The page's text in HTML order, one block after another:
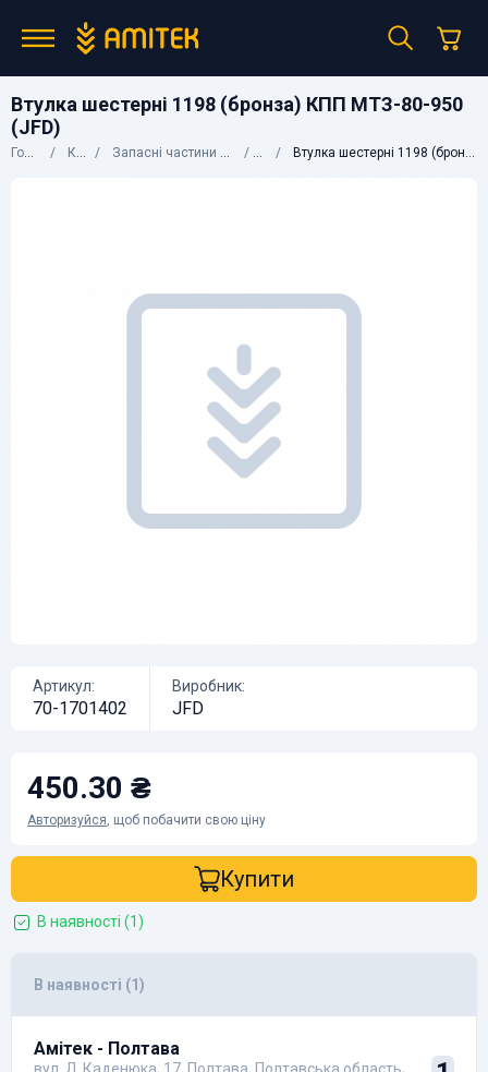
Втулка шестерні 1198 (бронза) КПП МТЗ-80-950
(JFD)
Головна Каталог Запасні частини до сільгосптехніки МТЗ Втулка шестерні 1198 (бронза) КПП МТЗ-80-950 (JFD)
Артикул:
70-1701402
Виробник:
JFD
450.30 ₴
Авторизуйся, щоб побачити свою ціну
Купити
В наявності (1)
В наявності (1)
Амітек - Полтава